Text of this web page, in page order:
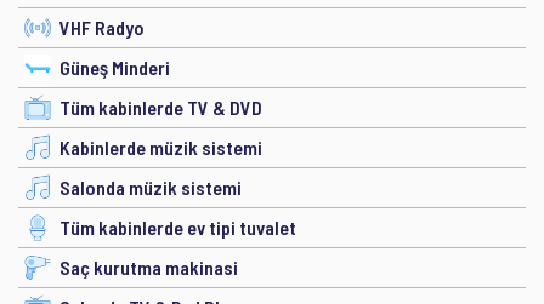
VHF Radyo
Güneş Minderi
Tüm kabinlerde TV & DVD
Kabinlerde müzik sistemi
Salonda müzik sistemi
Tüm kabinlerde ev tipi tuvalet
Saç kurutma makinasi